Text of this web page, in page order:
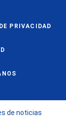
PRIVACIDAD
de noticias